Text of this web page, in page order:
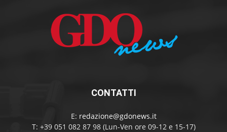
CONTATTI
E: redazione@gdonews.it
T: +39 051 082 87 98 (Lun-Ven ore 09-12 e 15-17)